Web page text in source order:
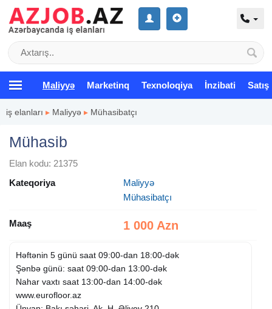
Maliyyə Marketinq Texnoloqiya İnzibati Satış
iş elanları ▸ Maliyyə ▸ Mühasibatçı
Mühasib
Elan kodu: 21375
Kateqoriya
Maliyyə
Mühasibatçı
Maaş 1 000 Azn
Həftənin 5 günü saat 09:00-dan 18:00-dək
Şənbə günü: saat 09:00-dan 13:00-dək
Nahar vaxtı saat 13:00-dan 14:00-dək
www.eurofloor.az